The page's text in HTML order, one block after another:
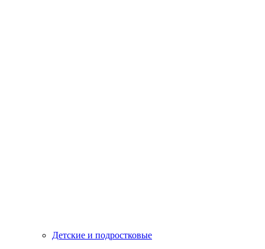
Детские и подростковые